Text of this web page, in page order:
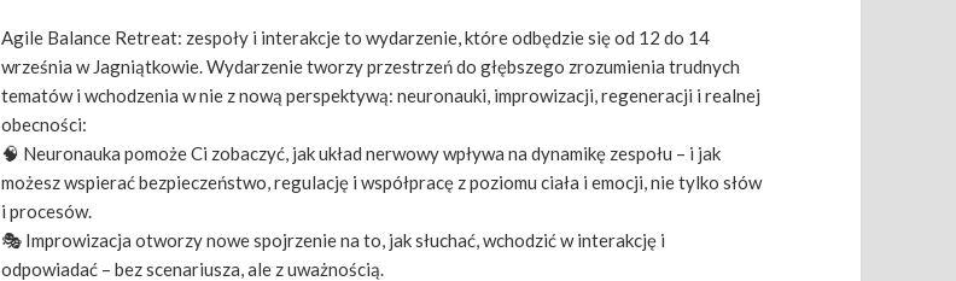
Agile Balance Retreat: zespoły i interakcje to wydarzenie, które odbędzie się od 12 do 14
września w Jagniątkowie. Wydarzenie tworzy przestrzeń do głębszego zrozumienia trudnych
tematów i wchodzenia w nie z nową perspektywą: neuronauki, improwizacji, regeneracji i realnej
obecności:
🧠 Neuronauka pomoże Ci zobaczyć, jak układ nerwowy wpływa na dynamikę zespołu – i jak
możesz wspierać bezpieczeństwo, regulację i współpracę z poziomu ciała i emocji, nie tylko słów
i procesów.
🎭 Improwizacja otworzy nowe spojrzenie na to, jak słuchać, wchodzić w interakcję i
odpowiadać – bez scenariusza, ale z uważnością.